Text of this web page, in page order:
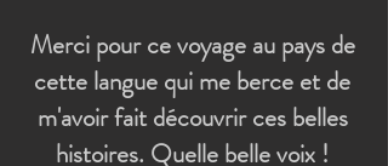
Merci pour ce voyage au pays de
cette langue qui me berce et de
m'avoir fait découvrir ces belles
histoires. Quelle belle voix !